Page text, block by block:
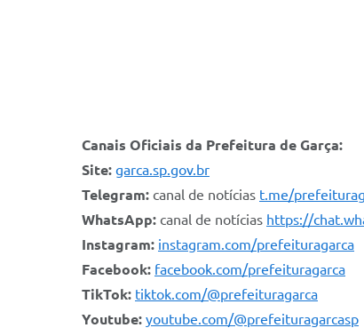
Canais Oficiais da Prefeitura de Garça:
Site: garca.sp.gov.br
Telegram: canal de notícias t.me/
WhatsApp: canal de notícias https://
Instagram: instagram.com/prefeituragarca
Facebook: facebook.com/prefeituragarca
TikTok: tiktok.com/@prefeituragarca
Youtube: youtube.com/@prefeituragarcasp